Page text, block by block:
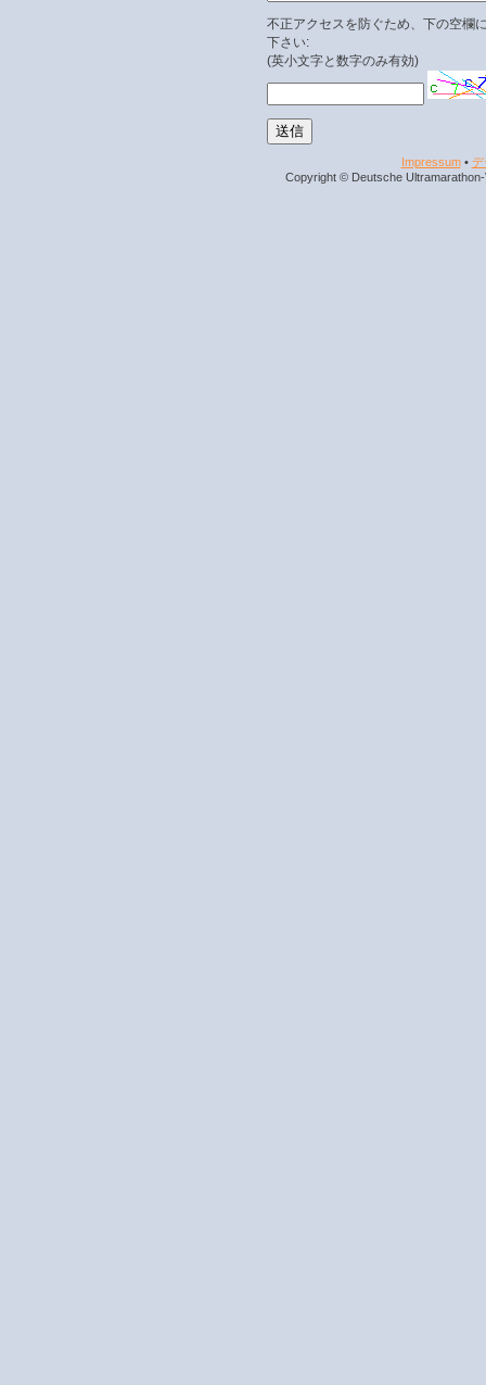
不正アクセスを防ぐため、下の空欄
下さい:
(英小文字と数字のみ有効)
Impressum• デ
Copyright © Deutsche